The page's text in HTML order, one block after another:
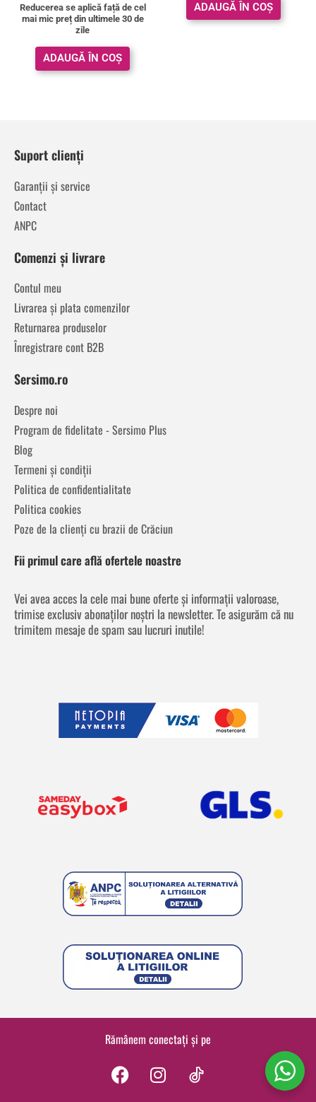
Reducerea se aplică față de cel
mai mic preț din ultimele 30 de
zile
ADAUGĂ ÎN COȘ
ADAUGĂ ÎN COȘ
Suport clienți
Garanții și service
Contact
ANPC
Comenzi și livrare
Contul meu
Livrarea și plata comenzilor
Returnarea produselor
Înregistrare cont B2B
Sersimo.ro
Despre noi
Program de fidelitate - Sersimo Plus
Blog
Termeni și condiții
Politica de confidentialitate
Politica cookies
Poze de la clienți cu brazii de Crăciun
Fii primul care află ofertele noastre
Vei avea acces la cele mai bune oferte și informații valoroase,
trimise exclusiv abonaților noștri la newsletter. Te asigurăm că nu
trimitem mesaje de spam sau lucruri inutile!
Rămânem conectați și pe
F
I